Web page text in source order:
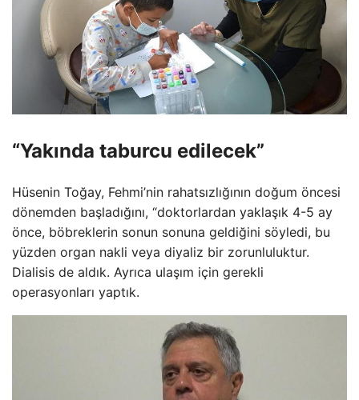
“Yakında taburcu edilecek”
Hüsenin Toğay, Fehmi’nin rahatsızlığının doğum öncesi
dönemden başladığını, “doktorlardan yaklaşık 4-5 ay
önce, böbreklerin sonun sonuna geldiğini söyledi, bu
yüzden organ nakli veya diyaliz bir zorunluluktur.
Dialisis de aldık. Ayrıca ulaşım için gerekli
operasyonları yaptık.